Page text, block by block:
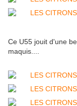
Ce U55 jouit d'une
maquis....